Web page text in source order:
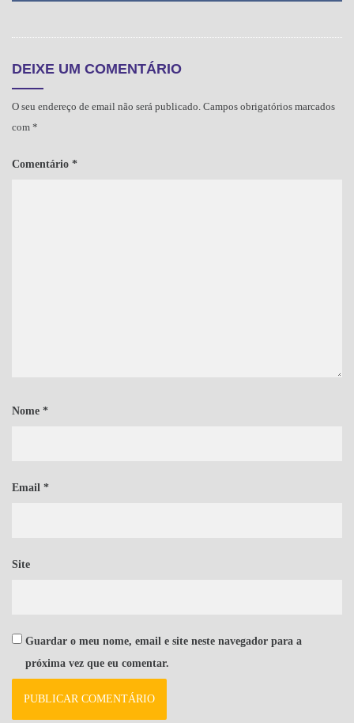
DEIXE UM COMENTÁRIO
O seu endereço de email não será publicado. Campos obrigatórios marcados
com *
Comentário *
Nome *
Email *
Site
Guardar o meu nome, email e site neste navegador para a
próxima vez que eu comentar.